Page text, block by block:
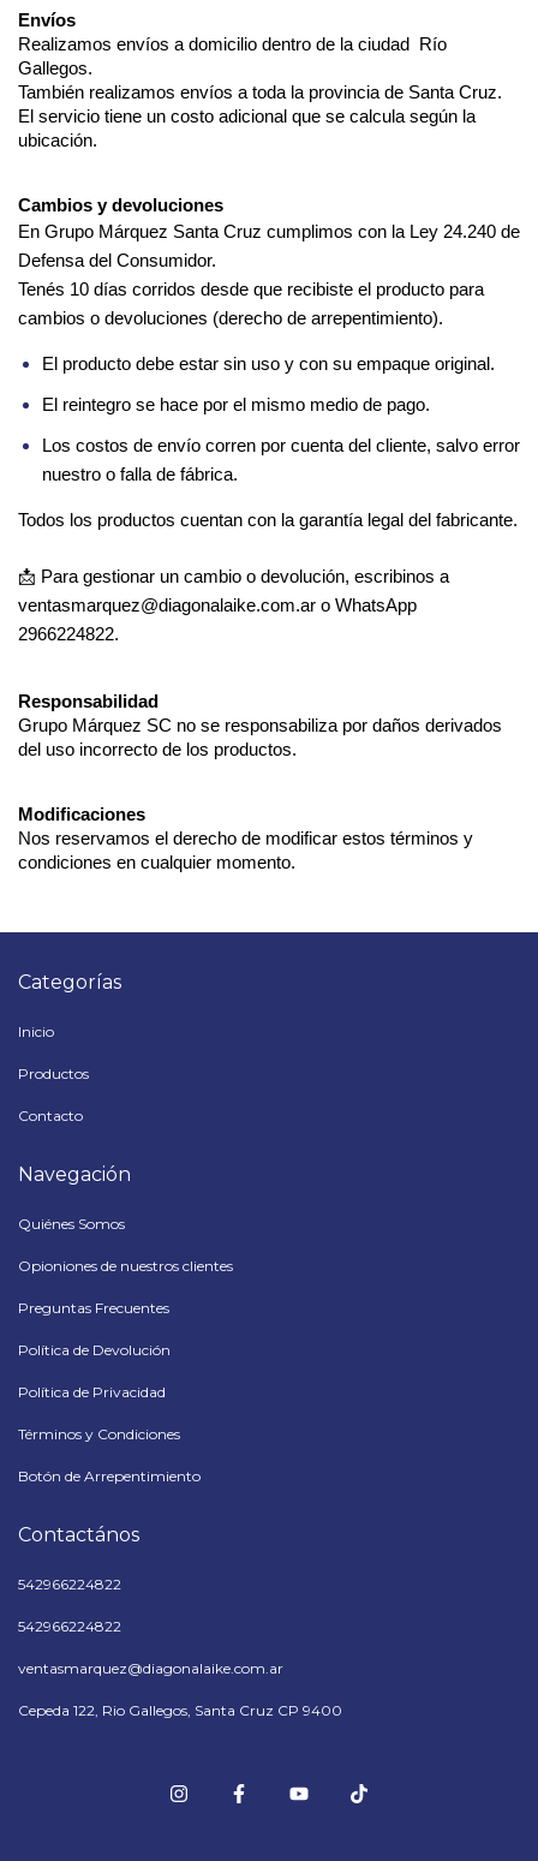
Envíos
Realizamos envíos a domicilio dentro de la ciudad  Río
Gallegos.
También realizamos envíos a toda la provincia de Santa Cruz.
El servicio tiene un costo adicional que se calcula según la
ubicación.
Cambios y devoluciones
En Grupo Márquez Santa Cruz cumplimos con la Ley 24.240 de
Defensa del Consumidor.
Tenés 10 días corridos desde que recibiste el producto para
cambios o devoluciones (derecho de arrepentimiento).
El producto debe estar sin uso y con su empaque original.
El reintegro se hace por el mismo medio de pago.
Los costos de envío corren por cuenta del cliente, salvo error
nuestro o falla de fábrica.
Todos los productos cuentan con la garantía legal del fabricante.
ventasmarquez@diagonalaike.com.ar o WhatsApp
2966224822.
Responsabilidad
Grupo Márquez SC no se responsabiliza por daños derivados
del uso incorrecto de los productos.
Modificaciones
Nos reservamos el derecho de modificar estos términos y
condiciones en cualquier momento.
Categorías
Inicio
Productos
Contacto
Navegación
Quiénes Somos
Opioniones de nuestros clientes
Preguntas Frecuentes
Política de Devolución
Política de Privacidad
Términos y Condiciones
Botón de Arrepentimiento
Contactános
542966224822
542966224822
ventasmarquez@diagonalaike.com.ar
Cepeda 122, Rio Gallegos, Santa Cruz CP 9400